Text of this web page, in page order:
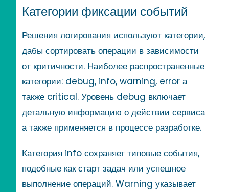
Категории фиксации событий
Решения логирования используют категории,
дабы сортировать операции в зависимости
от критичности. Наиболее распространенные
категории: debug, info, warning, error а
также critical. Уровень debug включает
детальную информацию о действии сервиса
а также применяется в процессе разработке.
Категория info сохраняет типовые события,
подобные как старт задач или успешное
выполнение операций. Warning указывает